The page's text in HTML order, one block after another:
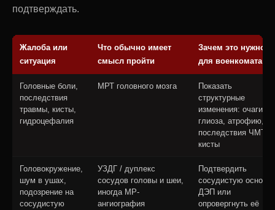
подтверждать.
Жалоба или
ситуация
Что обычно имеет
смысл пройти
Зачем это нужно
для военкомата
Головные боли,
последствия
травмы, кисты,
гидроцефалия
МРТ головного мозга
Показать
структурные
изменения: очаги
глиоза, атрофию,
последствия ЧМТ,
кисты
Головокружение,
шум в ушах,
подозрение на
сосудистую
УЗДГ / дуплекс
сосудов головы и шеи,
иногда МР-
ангиография
Подтвердить
сосудистую основу
ДЭП или
опровергнуть её